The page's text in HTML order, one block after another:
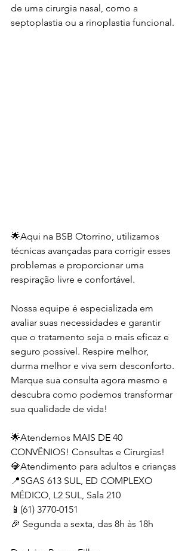
de uma cirurgia nasal, como a
septoplastia ou a rinoplastia funcional.
🌟Aqui na BSB Otorrino, utilizamos
técnicas avançadas para corrigir esses
problemas e proporcionar uma
respiração livre e confortável.
Nossa equipe é especializada em
avaliar suas necessidades e garantir
que o tratamento seja o mais eficaz e
seguro possível. Respire melhor,
durma melhor e viva sem desconforto.
Marque sua consulta agora mesmo e
descubra como podemos transformar
sua qualidade de vida!
🌟Atendemos MAIS DE 40
CONVÊNIOS! Consultas e Cirurgias!
💎Atendimento para adultos e crianças
📍SGAS 613 SUL, ED COMPLEXO
MÉDICO, L2 SUL, Sala 210
📱(61) 3770-0151
🎉 Segunda a sexta, das 8h às 18h